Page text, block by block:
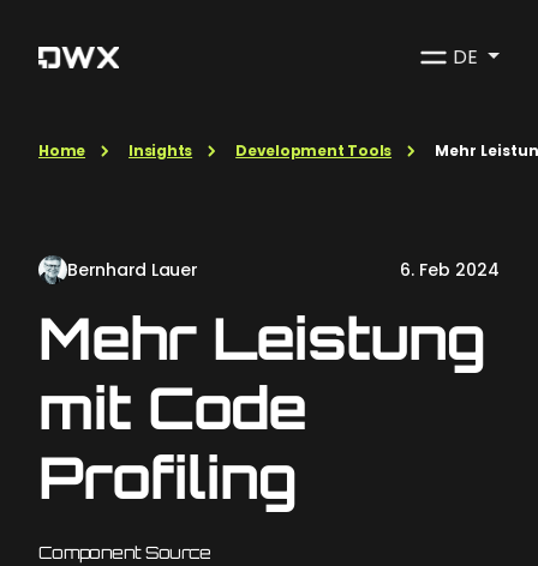
DE
Home Insights Development Tools Mehr
Bernhard Lauer 6. Feb 2024
Mehr Leistung
mit Code
Profiling
Component Source